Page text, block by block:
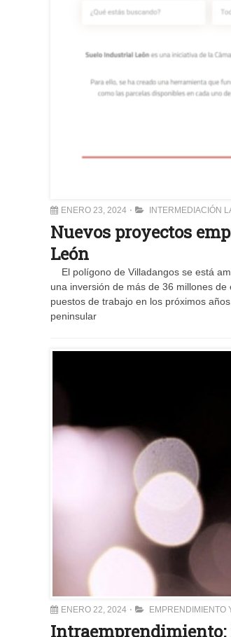
ENERO 23, 2024 INTERMEDIACIÓN
Nuevos proyectos
León
El polígono de Villadangos se está
una inversión de más de 36 millones
puestos de trabajo en los próximos
peninsular
ENERO 22, 2024 EMPRENDIMIENTO
Intraemprendimiento: